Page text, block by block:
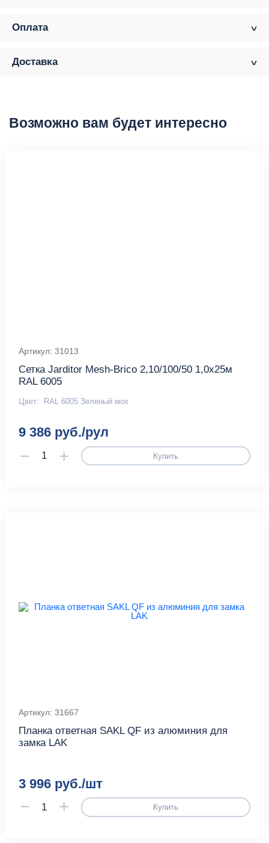
Оплата
Доставка
Возможно вам будет интересно
Артикул: 31013
Сетка Jarditor Mesh-Brico 2,10/100/50 1,0х25м
RAL 6005
Цвет: RAL 6005 Зеленый мох
9 386 руб./рул
Купить
Артикул: 31667
Планка ответная SAKL QF из алюминия для
замка LAK
3 996 руб./шт
Купить